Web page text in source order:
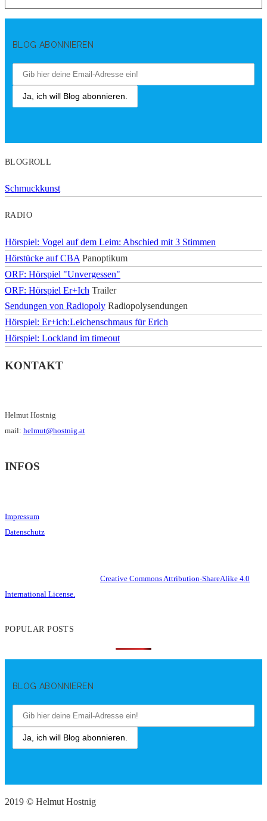
BLOG ABONNIEREN
BLOGROLL
Schmuckkunst
RADIO
Hörspiel: Vogel auf dem Leim: Abschied mit 3 Stimmen
Hörstücke auf CBA Panoptikum
ORF: Hörspiel "Unvergessen"
ORF: Hörspiel Er+Ich Trailer
Sendungen von Radiopoly Radiopolysendungen
Hörspiel: Er+ich:Leichenschmaus für Erich
Hörspiel: Lockland im timeout
KONTAKT
Helmut Hostnig
mail: helmut@hostnig.at
INFOS
Impressum
Datenschutz
Creative Commons Attribution-ShareAlike 4.0
International License.
POPULAR POSTS
BLOG ABONNIEREN
2019 © Helmut Hostnig